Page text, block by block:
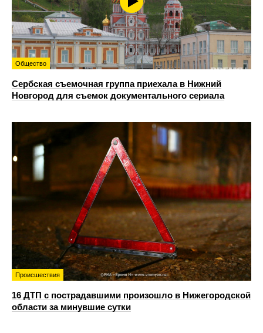
Общество
Сербская съемочная группа приехала в Нижний
Новгород для съемок документального сериала
Происшествия
16 ДТП с пострадавшими произошло в Нижегородской
области за минувшие сутки